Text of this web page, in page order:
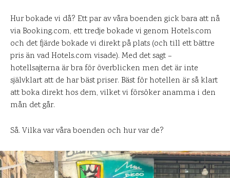
Hur bokade vi då? Ett par av våra boenden gick bara att nå
via Booking.com, ett tredje bokade vi genom Hotels.com
och det fjärde bokade vi direkt på plats (och till ett bättre
pris än vad Hotels.com visade). Med det sagt –
hotellsajterna är bra för överblicken men det är inte
självklart att de har bäst priser. Bäst för hotellen är så klart
att boka direkt hos dem, vilket vi försöker anamma i den
mån det går.
Så. Vilka var våra boenden och hur var de?